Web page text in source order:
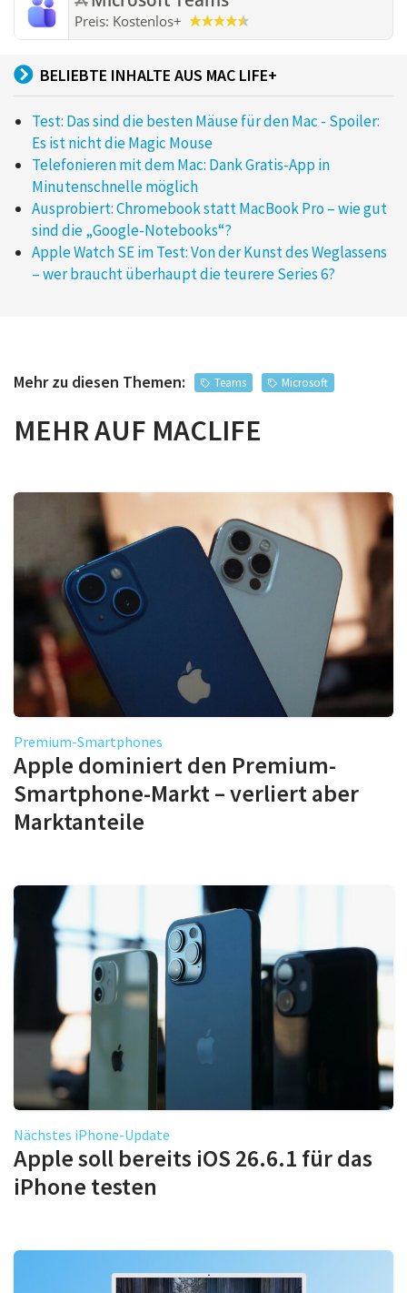
Preis: Kostenlos+
BELIEBTE INHALTE AUS MAC LIFE+
Test: Das sind die besten Mäuse für den Mac - Spoiler:
Es ist nicht die Magic Mouse
Telefonieren mit dem Mac: Dank Gratis-App in
Minutenschnelle möglich
Ausprobiert: Chromebook statt MacBook Pro – wie gut
sind die „Google-Notebooks“?
Apple Watch SE im Test: Von der Kunst des Weglassens
– wer braucht überhaupt die teurere Series 6?
Mehr zu diesen Themen: Teams Microsoft
MEHR AUF MACLIFE
Premium-Smartphones
Apple dominiert den Premium-
Smartphone-Markt – verliert aber
Marktanteile
Nächstes iPhone-Update
Apple soll bereits iOS 26.6.1 für das
iPhone testen